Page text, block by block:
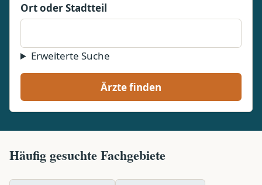
Ort oder Stadtteil
Erweiterte Suche
Ärzte finden
Häufig gesuchte Fachgebiete